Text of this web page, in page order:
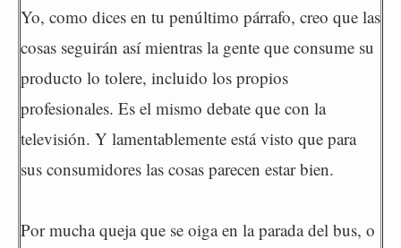
Yo, como dices en tu penúltimo párrafo, creo que las
cosas seguirán así mientras la gente que consume su
producto lo tolere, incluido los propios
profesionales. Es el mismo debate que con la
televisión. Y lamentablemente está visto que para
sus consumidores las cosas parecen estar bien.
Por mucha queja que se oiga en la parada del bus, o